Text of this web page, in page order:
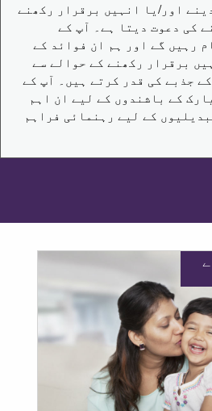
اور/یا انہیں برقرار رکھنے
کی دعوت دیتا ہے۔ آپ کے
رہیں گے اور ہم ان فوائد کے
برقرار رکھنے کے حوالے سے
جذبے کی قدر کرتے ہیں۔ آپ کے
کے باشندوں کے لیے ان اہم
کے لیے رہنمائی فراہم